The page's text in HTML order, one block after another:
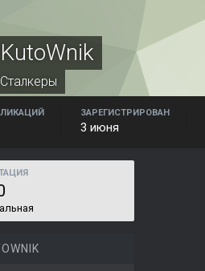
KutoWnik
Сталкеры
ЗАРЕГИСТРИРОВАН
3 июня